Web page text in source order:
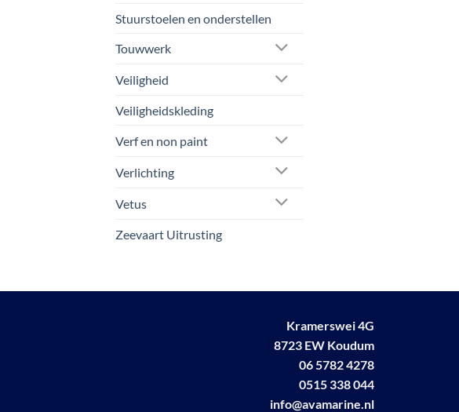
Stuurstoelen en onderstellen
Touwwerk
Veiligheid
Veiligheidskleding
Verf en non paint
Verlichting
Vetus
Zeevaart Uitrusting
Kramerswei 4G
8723 EW Koudum
06 5782 4278
0515 338 044
info@avamarine.nl